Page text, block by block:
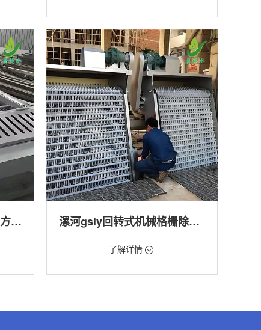
漯河回转式格栅清污机HG方型-连续式自动清污优选设备 漯河gsly回转式机械格栅除污机
价格：1.66万/台
机
了解详情